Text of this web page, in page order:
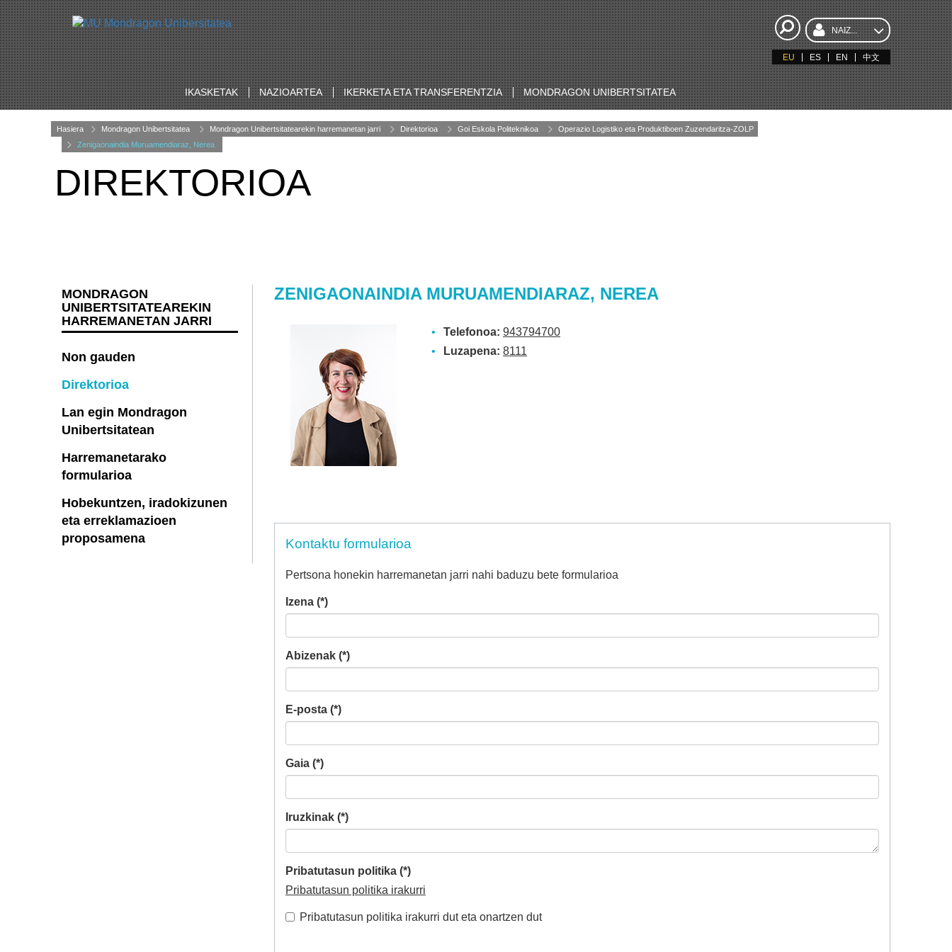
NAIZ...
EU ES EN 中文
IKASKETAK NAZIOARTEA IKERKETA ETA TRANSFERENTZIA MONDRAGON UNIBERTSITATEA
Hasiera Mondragon Unibertsitatea Mondragon Unibertsitatearekin harremanetan jarri Direktorioa Goi Eskola Politeknikoa
Operazio Logistiko eta Produktiboen Zuzendaritza-ZOLP
Zenigaonaindia Muruamendiaraz, Nerea
DIREKTORIOA
ZENIGAONAINDIA MURUAMENDIARAZ, NEREA
Telefonoa: 943794700
Luzapena: 8111
Kontaktu formularioa
Pertsona honekin harremanetan jarri nahi baduzu bete formularioa
Izena (*)
Abizenak (*)
E-posta (*)
Gaia (*)
Iruzkinak (*)
Pribatutasun politika (*)
Pribatutasun politika irakurri
Pribatutasun politika irakurri dut eta onartzen dut
MONDRAGON
UNIBERTSITATEAREKIN
HARREMANETAN JARRI
Non gauden
Direktorioa
Lan egin Mondragon
Unibertsitatean
Harremanetarako
formularioa
Hobekuntzen, iradokizunen
eta erreklamazioen
proposamena